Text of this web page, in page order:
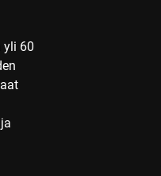
yli 60